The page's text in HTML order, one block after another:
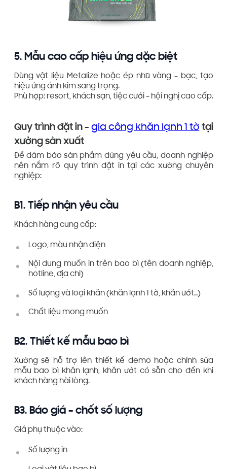
5. Mẫu cao cấp hiệu ứng đặc biệt
Dùng vật liệu Metalize hoặc ép nhũ vàng – bạc, tạo
hiệu ứng ánh kim sang trọng.
Phù hợp: resort, khách sạn, tiệc cưới – hội nghị cao cấp.
Quy trình đặt in – gia công khăn lạnh 1 tờ tại
xưởng sản xuất
Để đảm bảo sản phẩm đúng yêu cầu, doanh nghiệp
nên nắm rõ quy trình đặt in tại các xưởng chuyên
nghiệp:
B1. Tiếp nhận yêu cầu
Khách hàng cung cấp:
Logo, màu nhận diện
Nội dung muốn in trên bao bì (tên doanh nghiệp,
hotline, địa chỉ)
Số lượng và loại khăn (khăn lạnh 1 tờ, khăn ướt…)
Chất liệu mong muốn
B2. Thiết kế mẫu bao bì
Xưởng sẽ hỗ trợ lên thiết kế demo hoặc chỉnh sửa
mẫu bao bì khăn lạnh, khăn ướt có sẵn cho đến khi
khách hàng hài lòng.
B3. Báo giá – chốt số lượng
Giá phụ thuộc vào:
Số lượng in